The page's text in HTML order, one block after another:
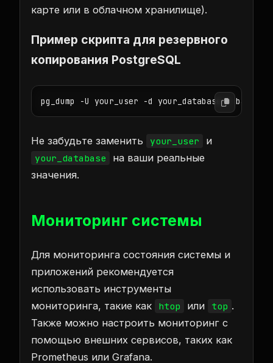
карте или в облачном хранилище).
Пример скрипта для резервного
копирования PostgreSQL
Не забудьте заменить your_user и
your_database
на ваши реальные
значения.
Мониторинг системы
Для мониторинга состояния системы и
приложений рекомендуется
использовать инструменты
мониторинга, такие как
htop или top .
Также можно настроить мониторинг с
помощью внешних сервисов, таких как
Prometheus или Grafana.